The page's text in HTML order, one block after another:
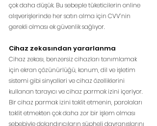
çok daha düşük. Bu sebeple tüketicilerin online
alışverişlerinde her satın alma için CVV’nin
gerekli olması ek güvenlik sağlıyor.
Cihaz zekasından yararlanma
Cihaz zekası, benzersiz cihazları tanımlamak
için ekran çözünürlüğü, konum, dil ve işletim
sistemi gibi sinyalleri ve cihaz özelliklerini
kullanan tarayıcı ve cihaz parmak izini içeriyor.
Bir cihaz parmak izini taklit etmenin, parolaları
taklit etmekten çok daha zor bir işlem olması
sebebiyle dolandırıcıların şüpheli davranışlarını